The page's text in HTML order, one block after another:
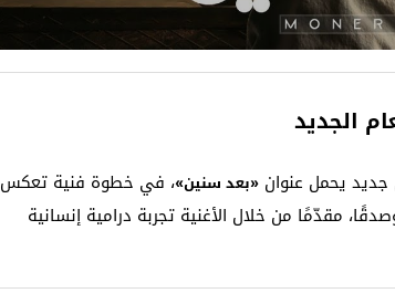
الجديد
«بعد سنين»، في خطوة فنية تعكس
مقدّمًا من خلال الأغنية تجربة درامية إنسانية